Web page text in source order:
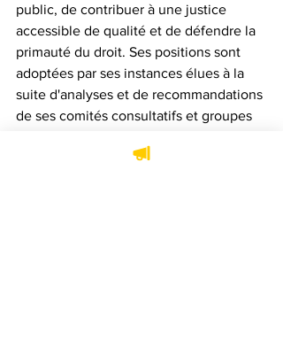
public, de contribuer à une justice
accessible de qualité et de défendre la
primauté du droit. Ses positions sont
adoptées par ses instances élues à la
suite d'analyses et de recommandations
de ses comités consultatifs et groupes
Radiation Barreau du Québec